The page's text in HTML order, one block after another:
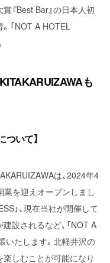
『Best Bar』の日本人初
「NOT A HOTEL
も
いて】
は、2024年4
業を迎えオープンしまし
」、現在当社が開催して
設されるなど、「NOT A
いたします。北軽井沢の
しむことが可能になり